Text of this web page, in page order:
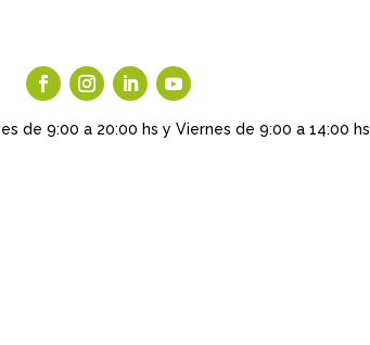
de 9:00 a 20:00 hs y Viernes de 9:00 a 14:00 hs